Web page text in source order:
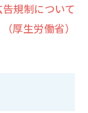
規制について
（厚生労働省）